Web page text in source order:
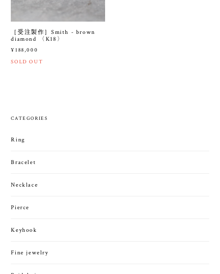
［受注製作］Smith - brown
diamond 〈K18〉
¥188,000
SOLD OUT
CATEGORIES
Ring
Bracelet
Necklace
Pierce
Keyhook
Fine jewelry